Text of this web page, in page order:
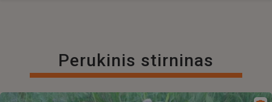
Perukinis stirninas